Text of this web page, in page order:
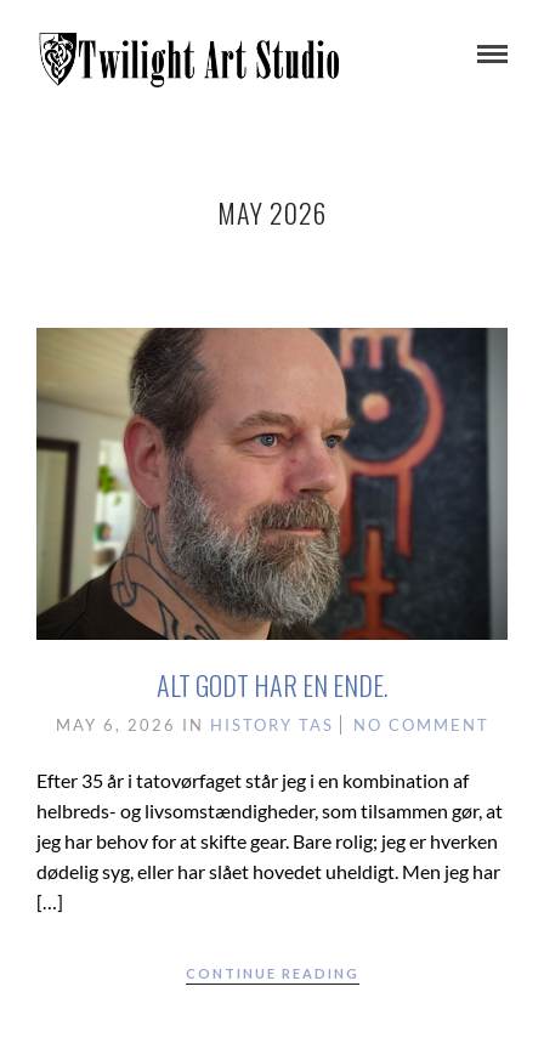
MAY 2026
ALT GODT HAR EN ENDE.
MAY 6, 2026 IN HISTORY TAS NO COMMENT
Efter 35 år i tatovørfaget står jeg i en kombination af
helbreds- og livsomstændigheder, som tilsammen gør, at
jeg har behov for at skifte gear. Bare rolig; jeg er hverken
dødelig syg, eller har slået hovedet uheldigt. Men jeg har
[…]
CONTINUE READING